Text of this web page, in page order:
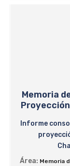
Memoria
Informe
Área: Memoria